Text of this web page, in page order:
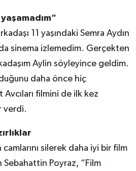
11 yaşındaki Semra Aydın
sinema izlemedim. Gerçekten
Aylin söyleyince geldim.
daha önce hiç
Avcıları filmini de ilk kez
verdi.
camlarını silerek daha iyi bir film
Sebahattin Poyraz, “Film